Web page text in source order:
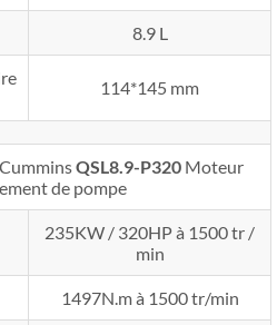
8.9 L
114*145 mm
QSL8.9-P320 Moteur
de pompe
235KW / 320HP à 1500 tr /
min
1497N.m à 1500 tr/min